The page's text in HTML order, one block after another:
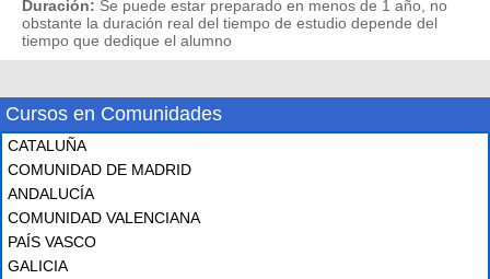
Duración: Se puede estar preparado en menos de 1 año, no
obstante la duración real del tiempo de estudio depende del
tiempo que dedique el alumno
Cursos en Comunidades
CATALUÑA
COMUNIDAD DE MADRID
ANDALUCÍA
COMUNIDAD VALENCIANA
PAÍS VASCO
GALICIA